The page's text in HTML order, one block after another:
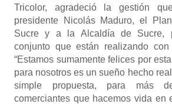
Tricolor, agradeció la gestión
presidente Nicolás Maduro, el
Sucre y a la Alcaldía de Sucre,
conjunto que están realizando con
“Estamos sumamente felices por
para nosotros es un sueño hecho
simple propuesta, para más
comerciantes que hacemos vida en